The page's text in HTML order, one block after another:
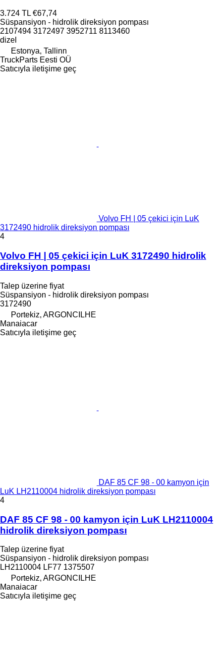
3.724 TL €67,74
Süspansiyon - hidrolik direksiyon pompası
2107494 3172497 3952711 8113460
dizel
Estonya, Tallinn
TruckParts Eesti OÜ
Satıcıyla iletişime geç
Volvo FH | 05 çekici için LuK
3172490 hidrolik direksiyon pompası
4
Volvo FH | 05 çekici için LuK 3172490 hidrolik
direksiyon pompası
Talep üzerine fiyat
Süspansiyon - hidrolik direksiyon pompası
3172490
Portekiz, ARGONCILHE
Manaiacar
Satıcıyla iletişime geç
DAF 85 CF 98 - 00 kamyon için
LuK LH2110004 hidrolik direksiyon pompası
4
DAF 85 CF 98 - 00 kamyon için LuK LH2110004
hidrolik direksiyon pompası
Talep üzerine fiyat
Süspansiyon - hidrolik direksiyon pompası
LH2110004 LF77 1375507
Portekiz, ARGONCILHE
Manaiacar
Satıcıyla iletişime geç